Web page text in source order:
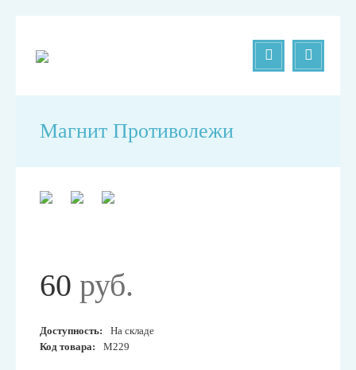
Магнит Противолежи
60 руб.
Доступность:
На складе
Код товара:
М229